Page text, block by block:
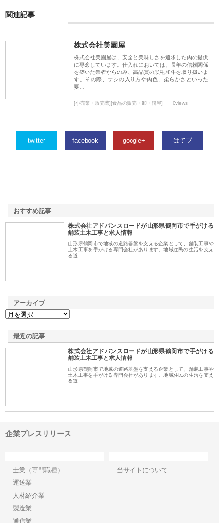
関連記事
株式会社美園屋
株式会社美園屋は、安全と美味しさを追求した肉の提供
に専念しています。仕入れにおいては、長年の信頼関係
を築いた業者からのみ、高品質の黒毛和牛を取り扱いま
す。その際、サシの入り方や肉色、柔らかさといった
要…
[小売業・販売業][食品の販売・卸・問屋] 0views
twitter facebook google+ はてブ
おすすめ記事
株式会社アドバンスロードが山形県鶴岡市で手がける
舗装土木工事と求人情報
山形県鶴岡市で地域の道路基盤を支える企業として、舗装工事や
土木工事を手がける専門会社があります。地域住民の生活を支え
る道…
アーカイブ
最近の記事
株式会社アドバンスロードが山形県鶴岡市で手がける
舗装土木工事と求人情報
山形県鶴岡市で地域の道路基盤を支える企業として、舗装工事や
土木工事を手がける専門会社があります。地域住民の生活を支え
る道…
企業プレスリリース
士業（専門職種）
運送業
人材紹介業
製造業
通信業
当サイトについて